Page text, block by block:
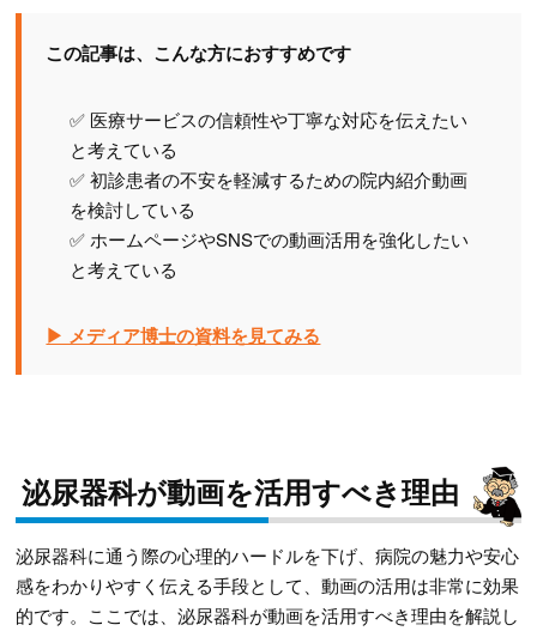
この記事は、こんな方におすすめです
✅ 医療サービスの信頼性や丁寧な対応を伝えたい
と考えている
✅ 初診患者の不安を軽減するための院内紹介動画
を検討している
✅ ホームページやSNSでの動画活用を強化したい
と考えている
▶ メディア博士の資料を見てみる
泌尿器科が動画を活用すべき理由
泌尿器科に通う際の心理的ハードルを下げ、病院の魅力や安心
感をわかりやすく伝える手段として、動画の活用は非常に効果
的です。ここでは、泌尿器科が動画を活用すべき理由を解説し